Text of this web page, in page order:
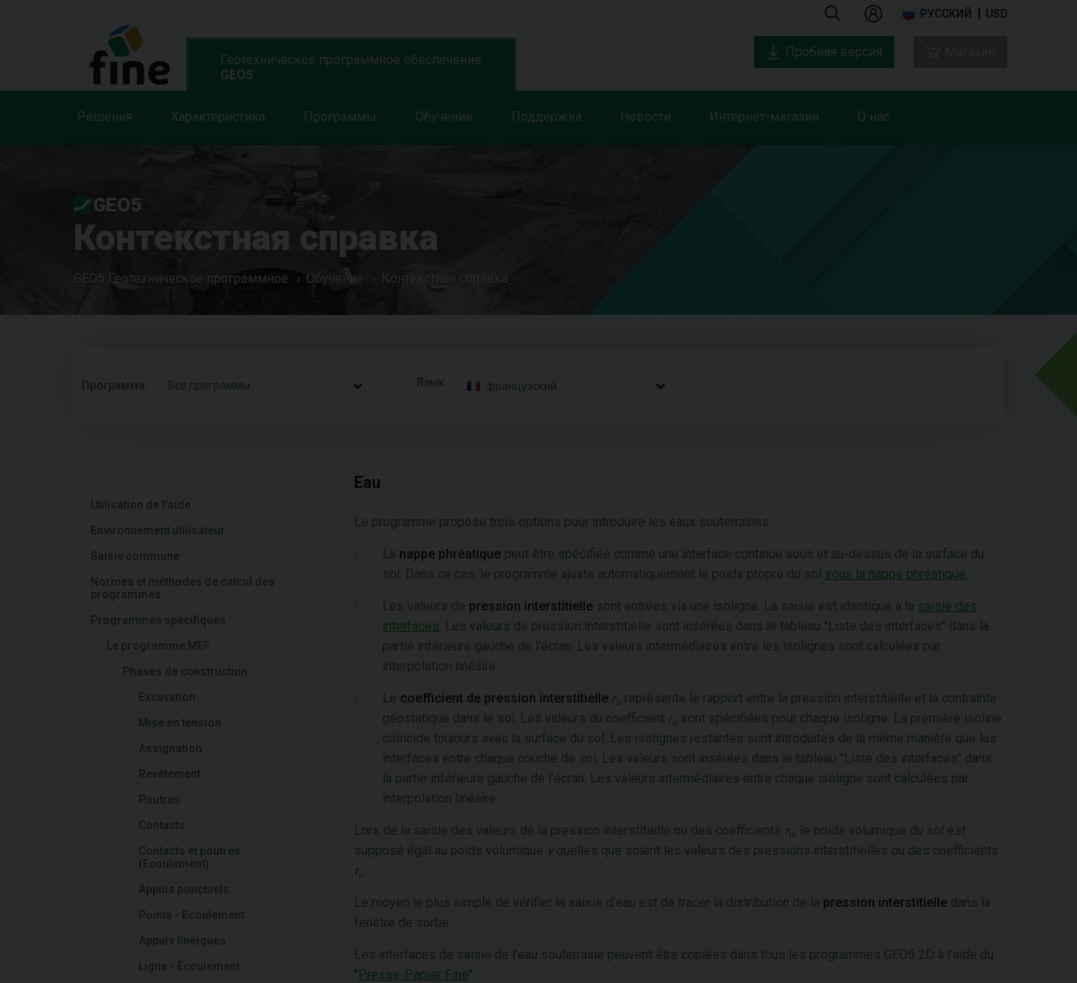
РУССКИЙ USD
Геотехническое программное обеспечение
GEO5
Решения Характеристика Программы Обучение Поддержка Новости Интернет-магазин О нас
Пробная версия
GEO5
Контекстная справка
GEO5 Геотехническое программное Обучение Контекстная справка
Программа: Все программы Язык французский
Utilisation de l'aide
Environnement utilisateur
Saisie commune
Normes et méthodes de calcul des
programmes
Programmes spécifiques
Le programme MEF
Phases de construction
Excavation
Mise en tension
Assignation
Revêtement
Poutres
Contacts
Contacts et poutres
(Ecoulement)
Appuis ponctuels
Points - Ecoulement
Appuis linéiques
Ligne - Ecoulement
Eau
Le programme propose trois options pour introduire les eaux souterraines :
La nappe phréatique peut être spécifiée comme une interface continue sous et au-dessus de la surface du
sol. Dans ce cas, le programme ajuste automatiquement le poids propre du sol sous la nappe phréatique
Les valeurs de pression interstitielle sont entrées via une isoligne. La saisie est identique à la saisie des
interfaces . Les valeurs de pression interstitielle sont insérées dans le tableau "Liste des interfaces" dans la
partie inférieure gauche de l'écran. Les valeurs intermédiaires entre les isolignes sont calculées par
interpolation linéaire.
Le coefficient de pression interstitielle r u représente le rapport entre la pression interstitielle et la contrainte
géostatique dans le sol. Les valeurs du coefficient r u sont spécifiées pour chaque isoligne. La première isoline
coïncide toujours avec la surface du sol. Les isolignes restantes sont introduites de la même manière que les
interfaces entre chaque couche de sol. Les valeurs sont insérées dans le tableau "Liste des interfaces" dans
la partie inférieure gauche de l'écran. Les valeurs intermédiaires entre chaque isoligne sont calculées par
interpolation linéaire.
Lors de la saisie des valeurs de la pression interstitielle ou des coefficients r u, le poids volumique du sol est
supposé égal au poids volumique γquelles que soient les valeurs des pressions interstitielles ou des coefficients
r u
Le moyen le plus simple de vérifier la saisie d’eau est de tracer la distribution de la pression interstitielle dans la
fenêtre de sortie.
Les interfaces de saisie de l'eau souterraine peuvent être copiées dans tous les programmes GEO5 2D à l’aide du
"Presse-Papier Fine".